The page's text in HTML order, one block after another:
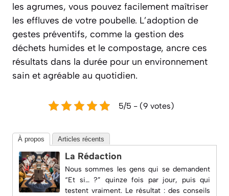
les agrumes, vous pouvez facilement maîtriser
les effluves de votre poubelle. L’adoption de
gestes préventifs, comme la gestion des
déchets humides et le compostage, ancre ces
résultats dans la durée pour un environnement
sain et agréable au quotidien.
5/5 - (9 votes)
À propos Articles récents
La Rédaction
Nous sommes les gens qui se demandent
“Et si… ?” quinze fois par jour, puis qui
testent vraiment. Le résultat : des conseils